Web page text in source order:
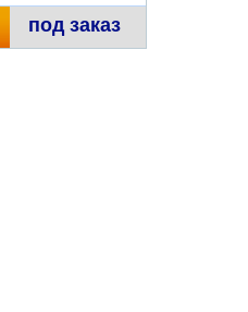
под заказ